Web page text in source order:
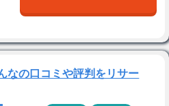
なの口コミや評判をリサー